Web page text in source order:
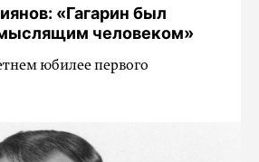
«Гагарин был
человеком»
юбилее первого